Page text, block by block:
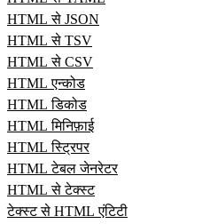
HTML से JSON
HTML से TSV
HTML से CSV
HTML एन्कोड
HTML डिकोड
HTML मिनिफ़ाई
HTML स्ट्रिपर
HTML टेबल जेनरेटर
HTML से टेक्स्ट
टेक्स्ट से HTML एंटिटी